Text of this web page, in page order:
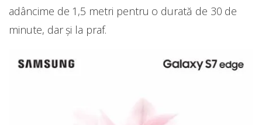
adâncime de 1,5 metri pentru o durată de 30 de
minute, dar și la praf.